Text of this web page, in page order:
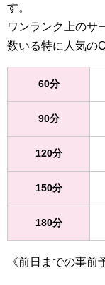
す。
ワンランク上のサ
数いる特に人気の
60分
90分
120分
150分
180分
《前日までの事前